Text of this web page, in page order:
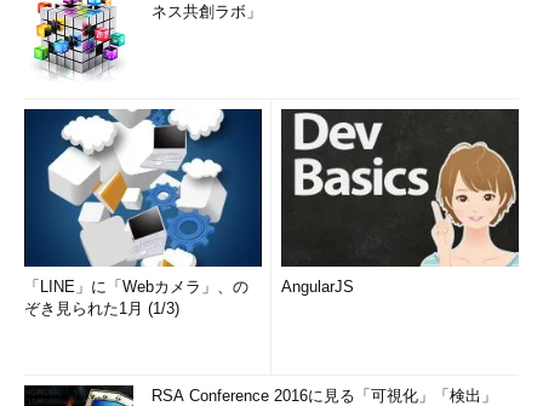
ネス共創ラボ」
「LINE」に「Webカメラ」、の
ぞき見られた1月 (1/3)
AngularJS
RSA Conference 2016に見る「可視化」「検出」